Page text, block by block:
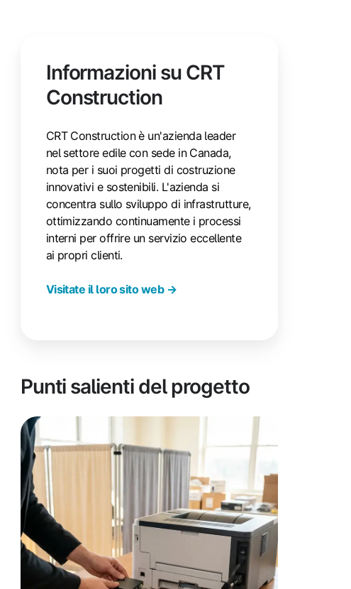
Informazioni su CRT
Construction
CRT Construction è un'azienda leader
nel settore edile con sede in Canada,
nota per i suoi progetti di costruzione
innovativi e sostenibili. L'azienda si
concentra sullo sviluppo di infrastrutture,
ottimizzando continuamente i processi
interni per offrire un servizio eccellente
ai propri clienti.
Visitate il loro sito web →
Punti salienti del progetto